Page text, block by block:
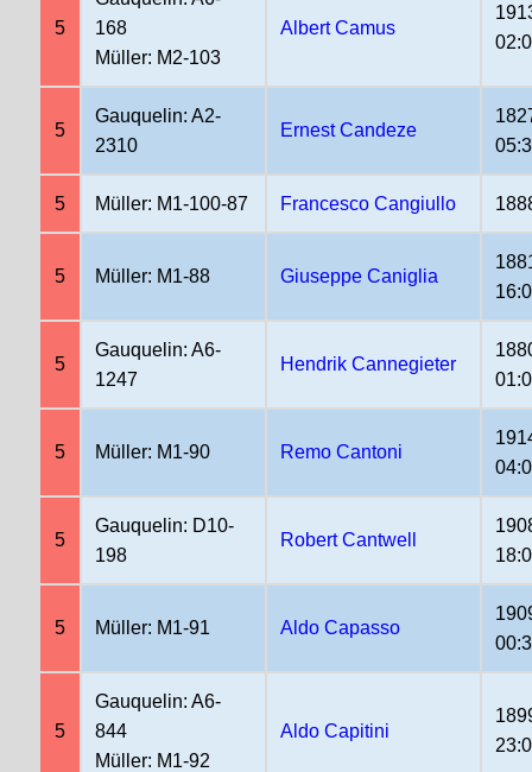
5
168
Müller: M2-103
Albert Camus
5
Gauquelin: A2-
2310
Ernest Candeze
5 Müller: M1-100-87 Francesco Cangiullo
5 Müller: M1-88 Giuseppe Caniglia
5
Gauquelin: A6-
1247
Hendrik Cannegieter
5 Müller: M1-90 Remo Cantoni
5
Gauquelin: D10-
198
Robert Cantwell
5 Müller: M1-91 Aldo Capasso
5
Gauquelin: A6-
844
Müller: M1-92
Aldo Capitini